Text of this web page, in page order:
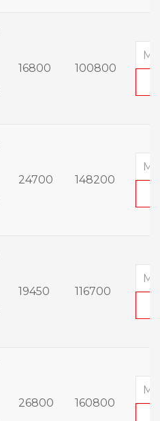
16800 100800
24700 148200
19450 116700
26800 160800